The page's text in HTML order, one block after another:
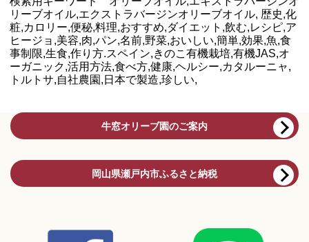
リーブオイル,エクストラバージンオリーブオイル, 歴史,化
粧,カロリー,便秘,料理,おすすめ,ダイエット,飲む,レシピ,ア
ヒージョ,美容,肉,パン,名前,野菜,おいしい,簡単,効果,魚,食
事制限,生食,作り方.スペイン,きのこ有機栽培,有機JAS,オ
ーガニック,活用方法,食べ方,健康,ヘルシー,カタルーニャ,
トルトサ,自社農園,日本で製造,珍しい,
牛窓オリーブ園のご案内
岡山県瀬戸内市ふるさと納税